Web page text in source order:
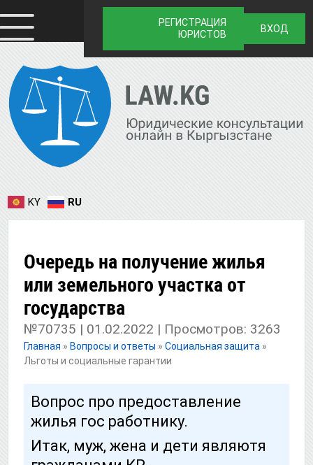
РЕГИСТРАЦИЯ
ЮРИСТОВ
ВХОД
KY RU
Очередь на получение жилья
или земельного участка от
государства
№70735 | 01.02.2022 | Просмотров: 3263
Главная » Вопросы и ответы » Социальная защита »
Льготы и социальные гарантии
Вопрос про предоставление
жилья гос работнику.
Итак, муж, жена и дети являютя